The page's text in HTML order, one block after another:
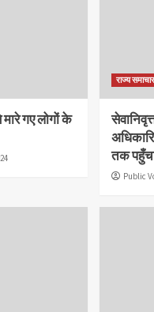
गए लोगों के
राज्य
तक
Public